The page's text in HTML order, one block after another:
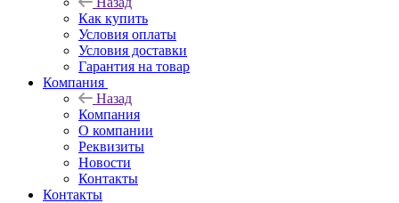
Как купить
Условия оплаты
Условия доставки
Гарантия на товар
Компания
Назад
Компания
О компании
Реквизиты
Новости
Контакты
Контакты